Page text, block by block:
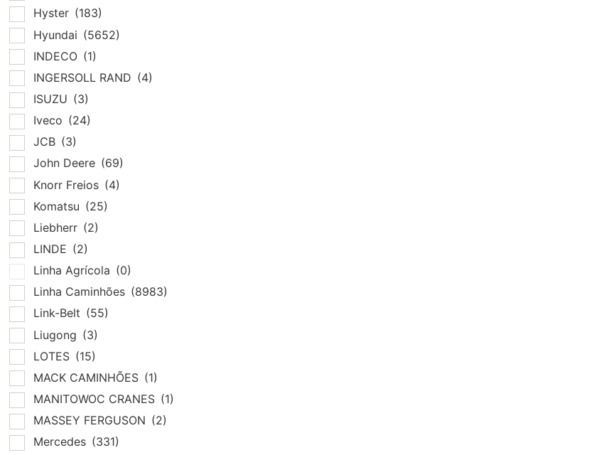
Hyster (183)
Hyundai (5652)
INDECO (1)
INGERSOLL RAND (4)
ISUZU (3)
Iveco (24)
JCB (3)
John Deere (69)
Knorr Freios (4)
Komatsu (25)
Liebherr (2)
LINDE (2)
Linha Agrícola (0)
Linha Caminhões (8983)
Link-Belt (55)
Liugong (3)
LOTES (15)
MACK CAMINHÕES (1)
MANITOWOC CRANES (1)
MASSEY FERGUSON (2)
Mercedes (331)